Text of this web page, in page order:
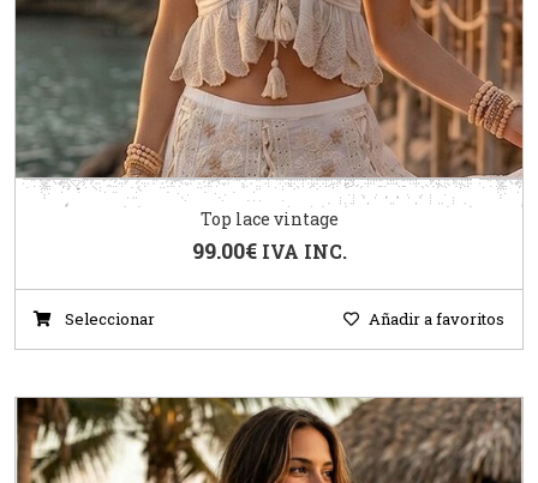
Top lace vintage
99.00€ IVA INC.
Seleccionar Añadir a favoritos